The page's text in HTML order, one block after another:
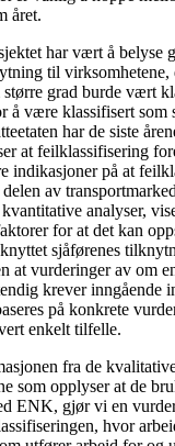
året.
har vært å belyse
til virksomhetene,
grad burde vært
å være klassifisert som
har de siste
at feilklassifisering
indikasjoner på at
av
analyser,
for at det kan
sjåførenes
at vurderinger av om
krever inngående
på konkrete
enkelt tilfelle.
fra de
som opplyser at de
ENK, gjør vi en
hvor